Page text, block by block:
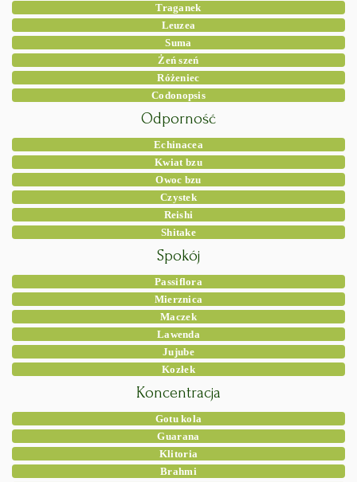
Traganek
Leuzea
Suma
Żeń szeń
Różeniec
Codonopsis
Odporność
Echinacea
Kwiat bzu
Owoc bzu
Czystek
Reishi
Shitake
Spokój
Passiflora
Mierznica
Maczek
Lawenda
Jujube
Kozłek
Koncentracja
Gotu kola
Guarana
Klitoria
Brahmi